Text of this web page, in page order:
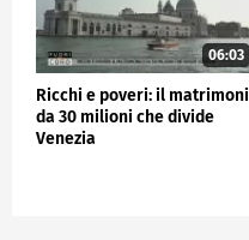
06:03
Ricchi e poveri: il matrimoni
da 30 milioni che divide
Venezia